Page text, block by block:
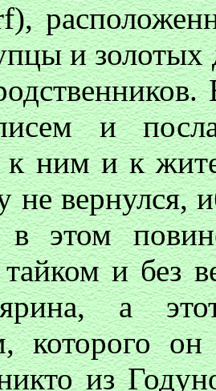
и
и
к ним и к
не вернулся,
этом
и без
а
которого
из